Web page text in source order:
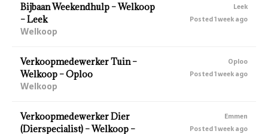
Bijbaan Weekendhulp – Welkoop
– Leek
Welkoop
Leek
Posted 1 week ago
Verkoopmedewerker Tuin –
Welkoop – Oploo
Welkoop
Oploo
Posted 1 week ago
Verkoopmedewerker Dier
(Dierspecialist) – Welkoop –
Emmen
Posted 1 week ago